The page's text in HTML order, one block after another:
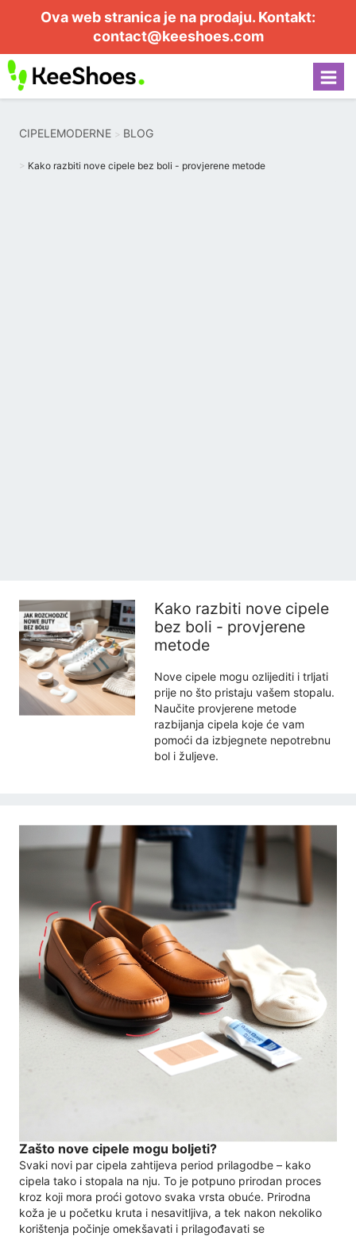
Ova web stranica je na prodaju. Kontakt:
contact@keeshoes.com
CIPELEMODERNE BLOG
Kako razbiti nove cipele bez boli - provjerene metode
Kako razbiti nove cipele
bez boli - provjerene
metode
Nove cipele mogu ozlijediti i trljati
prije no što pristaju vašem stopalu.
Naučite provjerene metode
razbijanja cipela koje će vam
pomoći da izbjegnete nepotrebnu
bol i žuljeve.
Zašto nove cipele mogu boljeti?
Svaki novi par cipela zahtijeva period prilagodbe – kako
cipela tako i stopala na nju. To je potpuno prirodan proces
kroz koji mora proći gotovo svaka vrsta obuće. Prirodna
koža je u početku kruta i nesavitljiva, a tek nakon nekoliko
korištenja počinje omekšavati i prilagođavati se